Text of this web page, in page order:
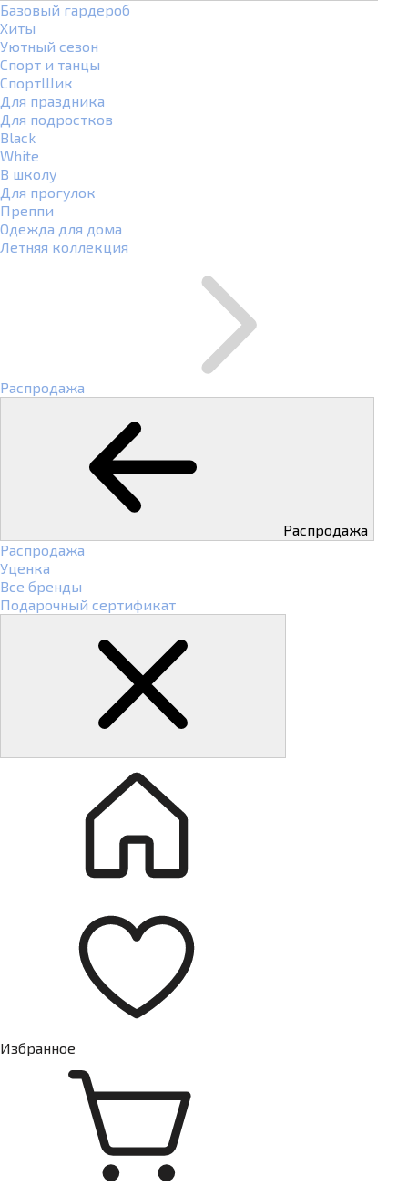
Базовый гардероб
Хиты
Уютный сезон
Спорт и танцы
СпортШик
Для праздника
Для подростков
Black
White
В школу
Для прогулок
Преппи
Одежда для дома
Летняя коллекция
Распродажа
Распродажа
Распродажа
Уценка
Все бренды
Подарочный сертификат
Избранное